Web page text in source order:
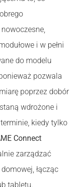
i w pełni
do modelu
pozwala
poprzez dobór
wdrożone i
kiedy tylko
Connect
zarządzać
łącząc
tabletu.